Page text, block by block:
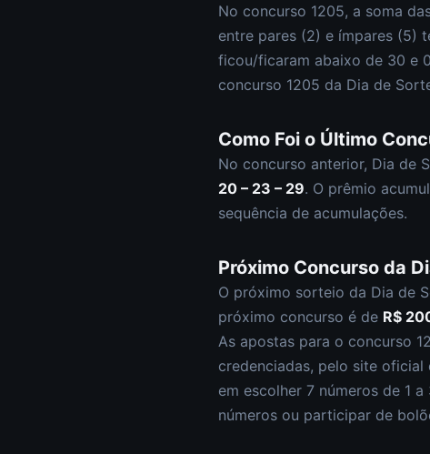
No concurso 1205, a soma
entre pares (2) e ímpares (5)
ficou/ficaram abaixo de 30 e 0
concurso 1205 da Dia de
Como Foi o Último
No concurso anterior, Dia de
20 – 23 – 29. O prêmio
sequência de acumulações.
Próximo Concurso da
O próximo sorteio da Dia de
próximo concurso é de R$
As apostas para o concurso
credenciadas, pelo site
em escolher 7 números de 1 a
números ou participar de